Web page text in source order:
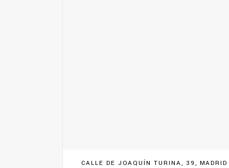
CALLE DE JOAQUÍN TURINA, 39, MADRID